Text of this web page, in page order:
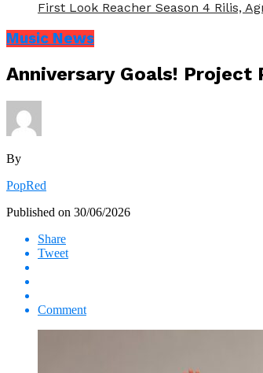
First Look Reacher Season 4 Rilis,
Music News
Anniversary Goals! Project
By
PopRed
Published on 30/06/2026
Share
Tweet
Comment